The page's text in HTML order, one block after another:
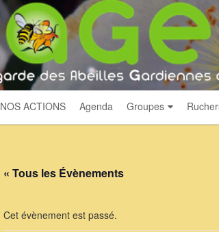
NOS ACTIONS Agenda Groupes
« Tous les Évènements
Cet évènement est passé.